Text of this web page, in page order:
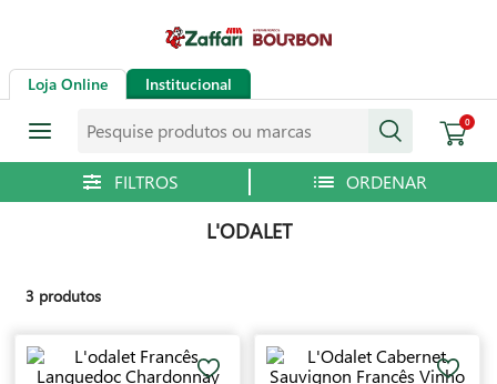
Loja Online Institucional
0
L'ODALET
3 produtos